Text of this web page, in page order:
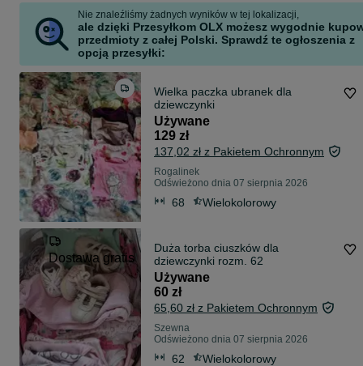
Nie znaleźliśmy żadnych wyników w tej lokalizacji,
ale dzięki Przesyłkom OLX możesz wygodnie
przedmioty z całej Polski. Sprawdź te ogłoszenia z
opcją przesyłki:
Wielka paczka ubranek dla
dziewczynki
Używane
129 zł
137,02 zł z Pakietem Ochronnym
Rogalinek
Odświeżono dnia 07 sierpnia 2026
68 Wielokolorowy
Dostawa gratis
Duża torba ciuszków dla
dziewczynki rozm. 62
Używane
60 zł
65,60 zł z Pakietem Ochronnym
Szewna
Odświeżono dnia 07 sierpnia 2026
62 Wielokolorowy